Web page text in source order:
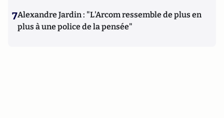
7Alexandre Jardin : "L'Arcom ressemble de plus en
plus à une police de la pensée"